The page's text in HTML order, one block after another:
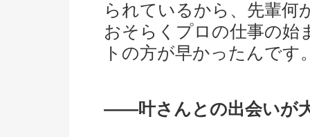
られているから、先輩何
おそらくプロの仕事の始
トの方が早かったんです
――叶さんとの出会いが